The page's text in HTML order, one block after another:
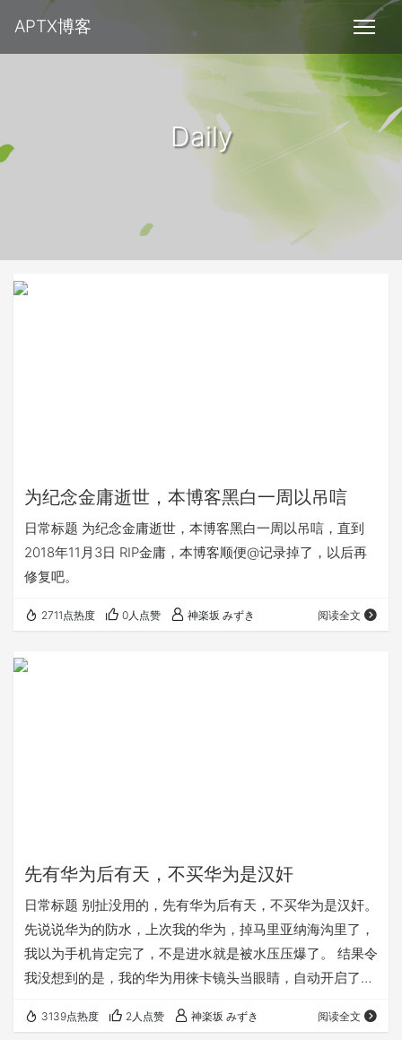
APTX博客
Daily
为纪念金庸逝世，本博客黑白一周以吊唁
日常标题 为纪念金庸逝世，本博客黑白一周以吊唁，直到
2018年11月3日 RIP金庸，本博客顺便@记录掉了，以后再
修复吧。
2711点热度 0人点赞 神楽坂 みずき 阅读全文
先有华为后有天，不买华为是汉奸
日常标题 别扯没用的，先有华为后有天，不买华为是汉奸。
先说说华为的防水，上次我的华为，掉马里亚纳海沟里了，
我以为手机肯定完了，不是进水就是被水压压爆了。 结果令
我没想到的是，我的华为用徕卡镜头当眼睛，自动开启了手
感，靠着手机震动不断划水，竟然又找到了我！麒麟cpu8
3139点热度 2人点赞 神楽坂 みずき 阅读全文